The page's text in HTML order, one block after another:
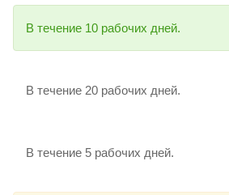
В течение 10 рабочих дней.
В течение 20 рабочих дней.
В течение 5 рабочих дней.